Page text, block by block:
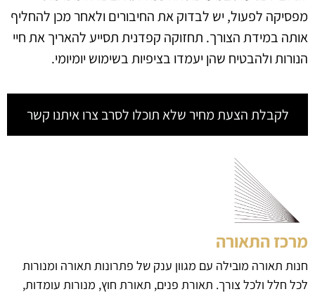
מפסיקה לפעול, יש לבדוק את החיבורים ולאחר מכן להחליף
אותה במידת הצורך. תחזוקה קפדנית תסייע להאריך את חיי
הנורות ולהבטיח שהן יעמדו בציפיות בשימוש יומיומי.
לקבלת הצעת מחיר שלא תוכלו לסרב צרו איתנו קשר
מרכז התאורה
חנות תאורה מובילה עם מגוון ענק של פתרונות תאורה ומנורות
לכל חלל ולכל צורך. תאורת פנים, תאורת חוץ, מנורות עומדות,